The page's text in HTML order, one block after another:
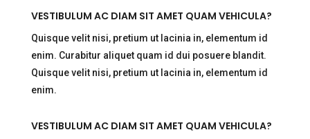
VESTIBULUM AC DIAM SIT AMET QUAM VEHICULA?
Quisque velit nisi, pretium ut lacinia in, elementum id
enim. Curabitur aliquet quam id dui posuere blandit.
Quisque velit nisi, pretium ut lacinia in, elementum id
enim.
VESTIBULUM AC DIAM SIT AMET QUAM VEHICULA?